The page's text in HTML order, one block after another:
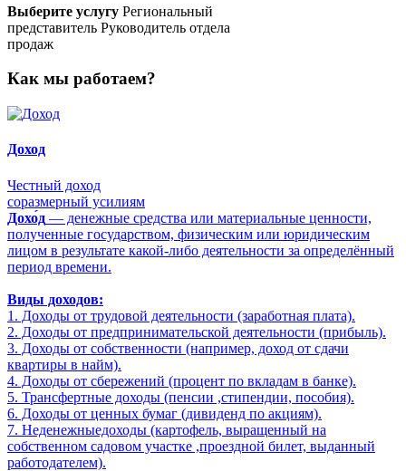
Выберите услугу Региональный
представитель Руководитель отдела
продаж
Как мы работаем?
Доход
Честный доход
соразмерный усилиям
Дохо́д — денежные средства или материальные ценности,
полученные государством, физическим или юридическим
лицом в результате какой-либо деятельности за определённый
период времени.
Виды доходов:
1. Доходы от трудовой деятельности (заработная плата).
2. Доходы от предпринимательской деятельности (прибыль).
3. Доходы от собственности (например, доход от сдачи
квартиры в найм).
4. Доходы от сбережений (процент по вкладам в банке).
5. Трансфертные доходы (пенсии ,стипендии, пособия).
6. Доходы от ценных бумаг (дивиденд по акциям).
7. Неденежныедоходы (картофель, выращенный на
собственном садовом участке ,проездной билет, выданный
работодателем).